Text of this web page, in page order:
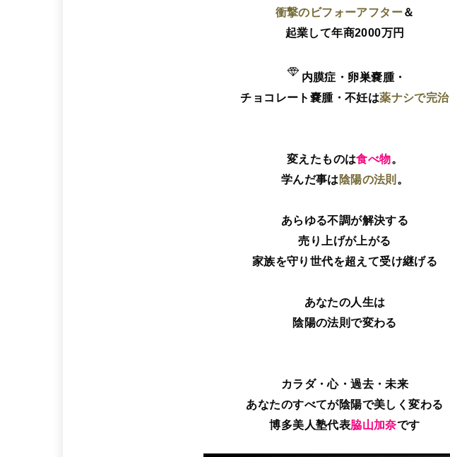
衝撃のビフォーアフター＆
起業して年商2000万円
内膜症・卵巣嚢腫・
チョコレート嚢腫・不妊は薬ナシで完治
変えたものは食べ物。
学んだ事は 陰陽の法則 。
あらゆる不調が解決する
売り上げが上がる
家族を守り世代を超えて受け継げる
あなたの人生は
陰陽の法則で変わる
カラダ・心・過去・未来
あなたのすべてが陰陽で美しく変わる
博多美人塾代表脇山加奈です